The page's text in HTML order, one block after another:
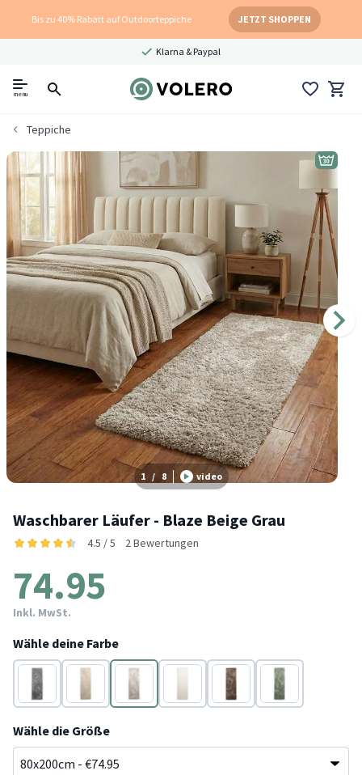
Bis zu 40% Rabatt auf Outdoorteppiche JETZT SHOPPEN
Klarna & Paypal
menu
Teppiche
1 / 8 video
Waschbarer Läufer - Blaze Beige Grau
4.5 / 5 2 Bewertungen
74.95
Inkl. MwSt.
Wähle deine Farbe
Grau Beige Beige Weiß Taupe
Grün
Wähle die Größe